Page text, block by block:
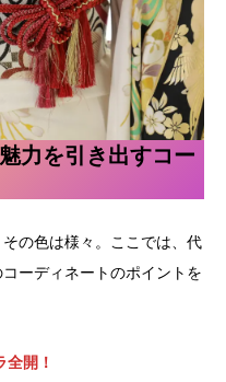
力を引き出すコー
の色は様々。ここでは、代
ーディネートのポイントを
開！